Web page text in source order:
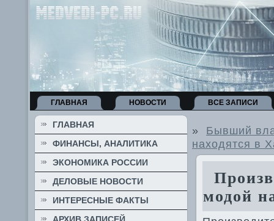
ГЛАВНАЯ НОВОСТИ ВСЕ ЗАПИСИ
ГЛАВНАЯ
ФИНАНСЫ, АНАЛИТИКА
ЭКОНОМИКА РОССИИ
ДЕЛОВЫЕ НОВОСТИ
ИНТЕРЕСНЫЕ ФАКТЫ
» Бывший
находятся в
модой